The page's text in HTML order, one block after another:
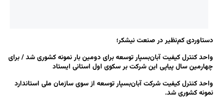
دستاوردی کم‌نظیر در صنعت نیشکر؛
واحد کنترل کیفیت آبان‌بسپار توسعه برای دومین بار نمونه کشوری شد / برای
چهارمین سال پیاپی این شرکت بر سکوی اول استانی ایستاد
واحد کنترل کیفیت شرکت آبان‌بسپار توسعه از سوی سازمان ملی استاندارد
نمونه کشوری شد.